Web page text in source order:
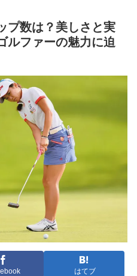
プ数は？美しさと実
ルファーの魅力に迫
はてブ